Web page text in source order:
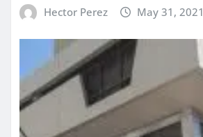
Hector Perez May 31, 2021